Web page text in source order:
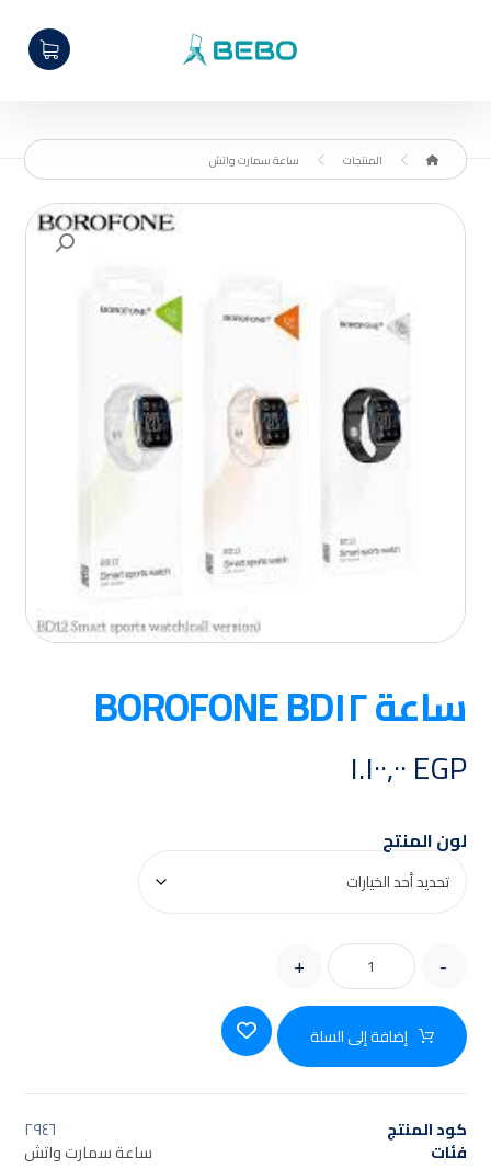
المنتجات ساعة سمارت واتش
ساعة BOROFONE BD١٢
EGP
لون المنتج
-
+
إضافة إلى السلة
كود المنتج ٢٩٤٦
فئات ساعة سمارت واتش